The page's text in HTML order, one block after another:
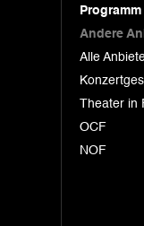
Andere
Alle
Theater in
OCF
NOF